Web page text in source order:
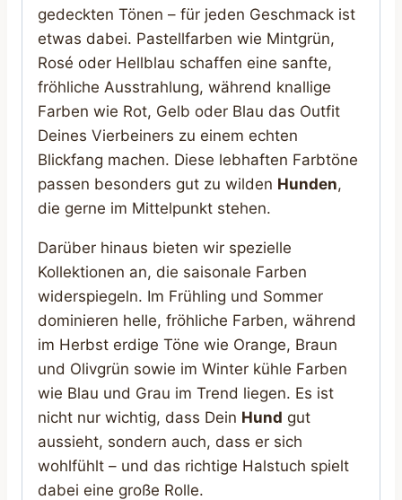
gedeckten Tönen – für jeden Geschmack ist
etwas dabei. Pastellfarben wie Mintgrün,
Rosé oder Hellblau schaffen eine sanfte,
fröhliche Ausstrahlung, während knallige
Farben wie Rot, Gelb oder Blau das Outfit
Deines Vierbeiners zu einem echten
Blickfang machen. Diese lebhaften Farbtöne
passen besonders gut zu wilden Hunden,
die gerne im Mittelpunkt stehen.
Darüber hinaus bieten wir spezielle
Kollektionen an, die saisonale Farben
widerspiegeln. Im Frühling und Sommer
dominieren helle, fröhliche Farben, während
im Herbst erdige Töne wie Orange, Braun
und Olivgrün sowie im Winter kühle Farben
wie Blau und Grau im Trend liegen. Es ist
nicht nur wichtig, dass Dein Hund gut
aussieht, sondern auch, dass er sich
wohlfühlt – und das richtige Halstuch spielt
dabei eine große Rolle.